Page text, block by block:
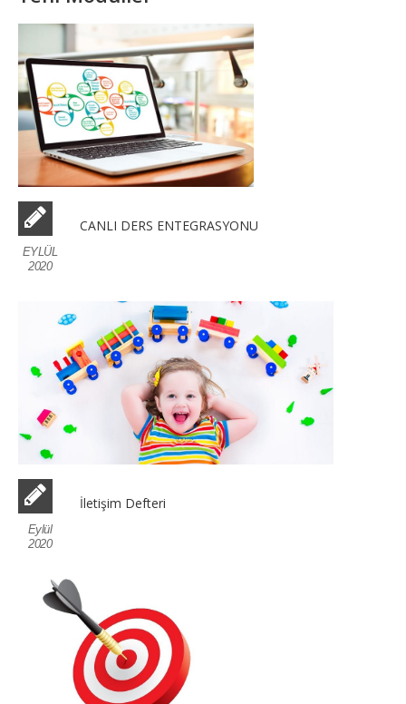
EYLÜL
2020
CANLI DERS ENTEGRASYONU
Eylül
2020
İletişim Defteri